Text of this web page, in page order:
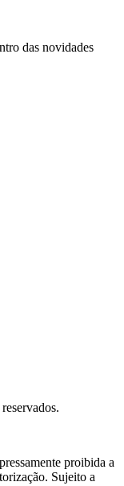
das novidades
proibida a
Sujeito a